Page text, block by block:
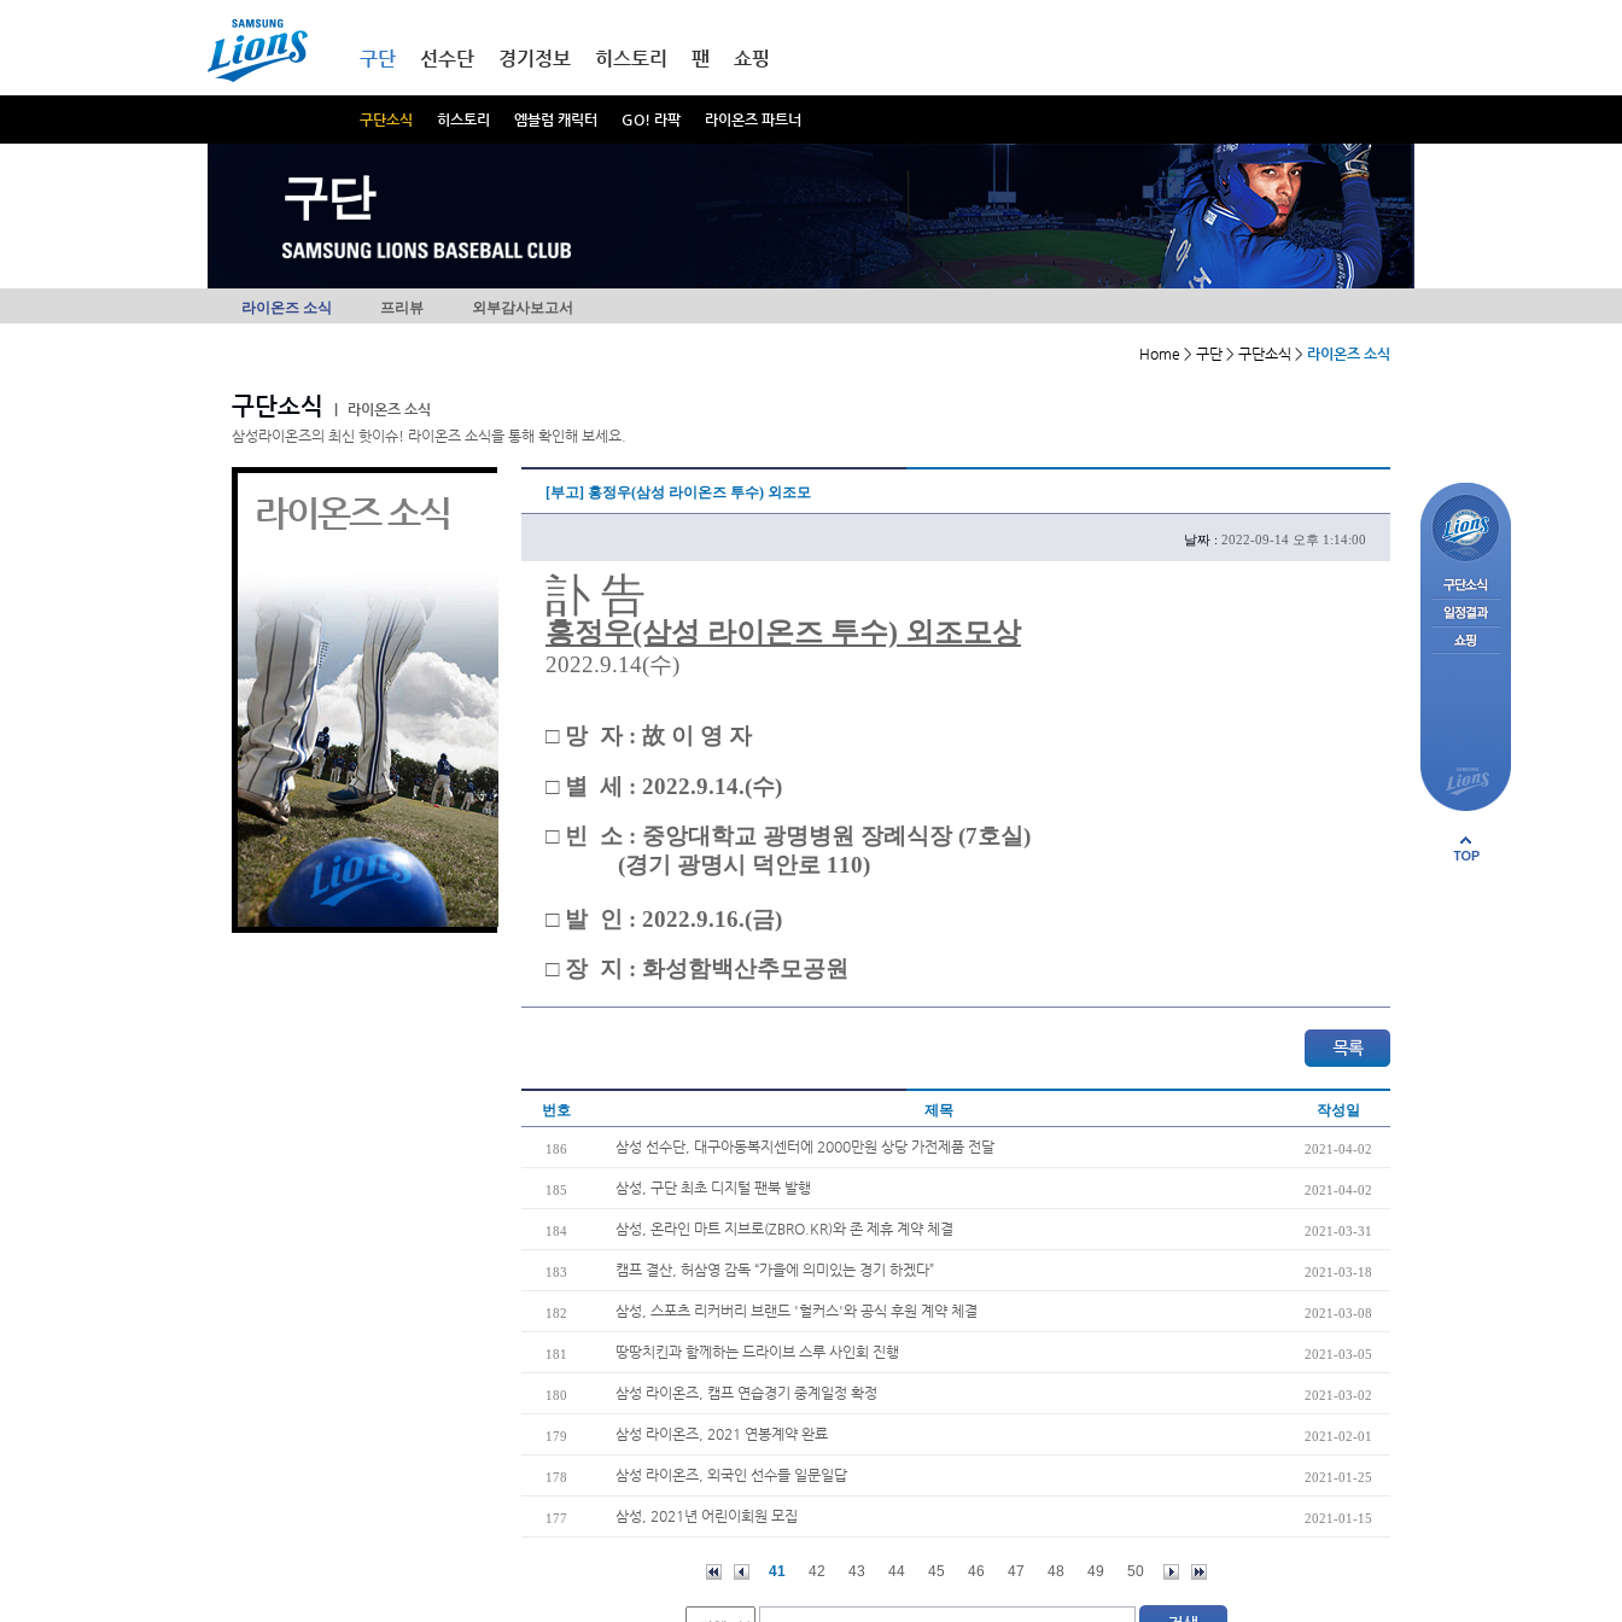
구단
구단소식 히스토리 엠블럼 캐릭터 GO! 라팍 라이온즈 파트너
선수단 경기정보 히스토리 팬 쇼핑
구단
라이온즈 소식 프리뷰 외부감사보고서
Home > 구단 > 구단소식 > 라이온즈 소식
구단소식
라이온즈 소식
삼성라이온즈의 최신 핫이슈! 라이온즈 소식을 통해 확인해 보세요.
라이온즈 소식 [부고] 홍정우(삼성 라이온즈 투수) 외조모
날짜 : 2022-09-14 오후 1:14:00
訃 告
홍정우(삼성 라이온즈 투수) 외조모상
2022.9.14(수)
□ 망 자 : 故 이 영 자
□ 별 세 : 2022.9.14.(수)
□ 빈 소 : 중앙대학교 광명병원 장례식장 (7호실)
(경기 광명시 덕안로 110)
□ 발 인 : 2022.9.16.(금)
□ 장 지 : 화성함백산추모공원
번호 제목 작성일
186 삼성 선수단, 대구아동복지센터에 2000만원 상당 가전제품 전달 2021-04-02
185 삼성, 구단 최초 디지털 팬북 발행 2021-04-02
184 삼성, 온라인 마트 지브로(ZBRO.KR)와 존 제휴 계약 체결 2021-03-31
183 캠프 결산, 허삼영 감독 “가을에 의미있는 경기 하겠다” 2021-03-18
182 삼성, 스포츠 리커버리 브랜드 '헐커스'와 공식 후원 계약 체결 2021-03-08
181 땅땅치킨과 함께하는 드라이브 스루 사인회 진행 2021-03-05
180 삼성 라이온즈, 캠프 연습경기 중계일정 확정 2021-03-02
179 삼성 라이온즈, 2021 연봉계약 완료 2021-02-01
178 삼성 라이온즈, 외국인 선수들 일문일답 2021-01-25
177 삼성, 2021년 어린이회원 모집 2021-01-15
41 42 43 44 45 46 47 48 49 50